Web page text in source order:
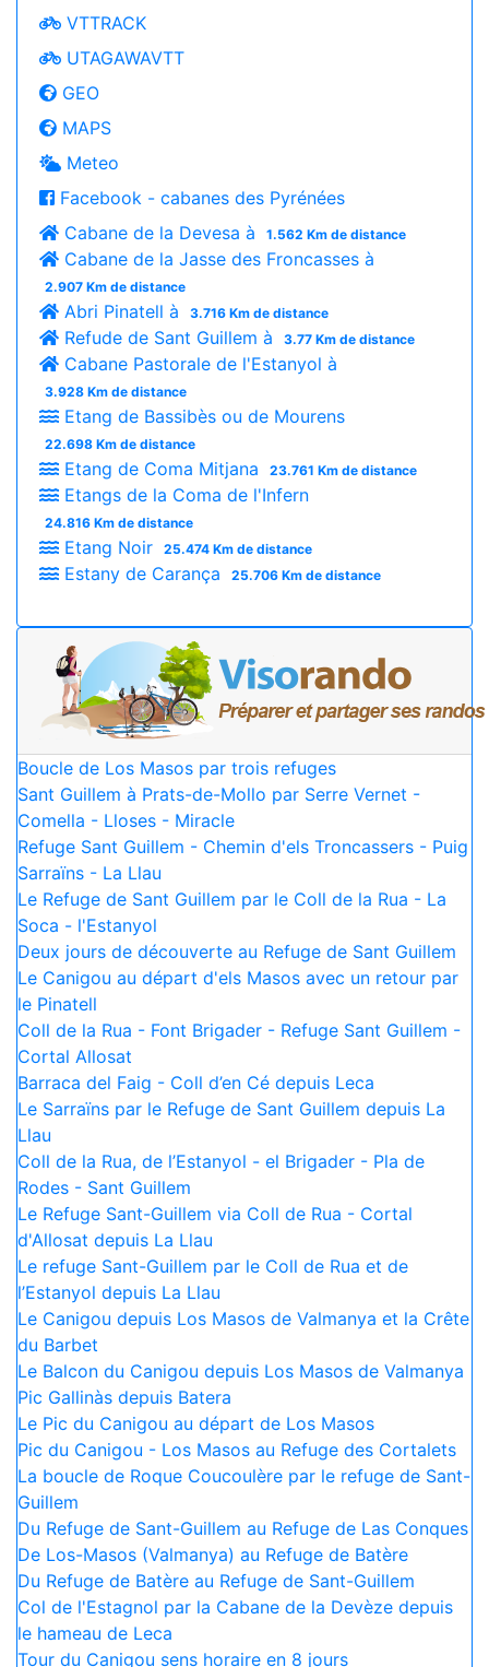
VTTRACK
UTAGAWAVTT
GEO
MAPS
Meteo
Facebook - cabanes des Pyrénées
Cabane de la Devesa à
1.562 Km de distance
Cabane de la Jasse des Froncasses à
2.907 Km de distance
Abri Pinatell à 3.716 Km de distance
Refude de Sant Guillem à 3.77 Km de distance
Cabane Pastorale de l'Estanyol à
3.928 Km de distance
Etang de Bassibès ou de Mourens
22.698 Km de distance
Etang de Coma Mitjana 23.761 Km de distance
Etangs de la Coma de l'Infern
24.816 Km de distance
Etang Noir 25.474 Km de distance
Estany de Carança 25.706 Km de distance
Boucle de Los Masos par trois refuges
Sant Guillem à Prats-de-Mollo par Serre Vernet -
Comella - Lloses - Miracle
Refuge Sant Guillem - Chemin d'els Troncassers - Puig
Sarraïns - La Llau
Le Refuge de Sant Guillem par le Coll de la Rua - La
Soca - l'Estanyol
Deux jours de découverte au Refuge de Sant Guillem
Le Canigou au départ d'els Masos avec un retour par
le Pinatell
Coll de la Rua - Font Brigader - Refuge Sant Guillem -
Cortal Allosat
Barraca del Faig - Coll d’en Cé depuis Leca
Le Sarraïns par le Refuge de Sant Guillem depuis La
Llau
Coll de la Rua, de l’Estanyol - el Brigader - Pla de
Rodes - Sant Guillem
Le Refuge Sant-Guillem via Coll de Rua - Cortal
d'Allosat depuis La Llau
Le refuge Sant-Guillem par le Coll de Rua et de
l’Estanyol depuis La Llau
Le Canigou depuis Los Masos de Valmanya et la Crête
du Barbet
Le Balcon du Canigou depuis Los Masos de Valmanya
Pic Gallinàs depuis Batera
Le Pic du Canigou au départ de Los Masos
Pic du Canigou - Los Masos au Refuge des Cortalets
La boucle de Roque Coucoulère par le refuge de Sant-
Guillem
Du Refuge de Sant-Guillem au Refuge de Las Conques
De Los-Masos (Valmanya) au Refuge de Batère
Du Refuge de Batère au Refuge de Sant-Guillem
Col de l'Estagnol par la Cabane de la Devèze depuis
le hameau de Leca
Tour du Canigou sens horaire en 8 jours